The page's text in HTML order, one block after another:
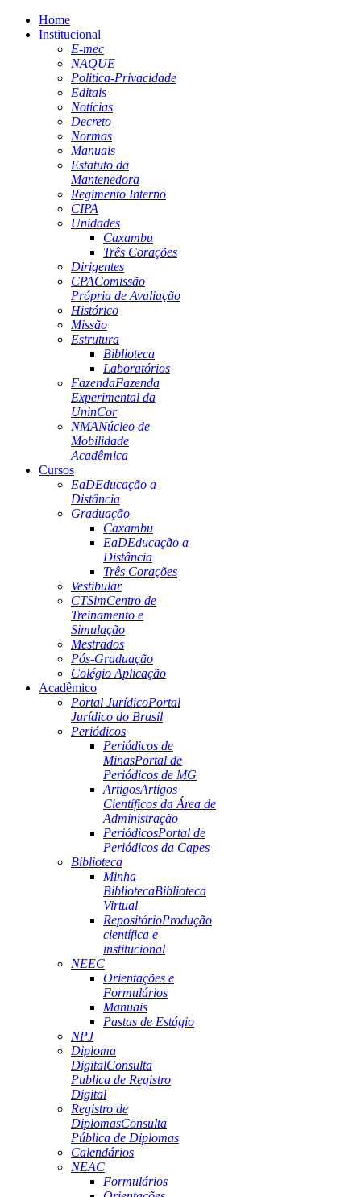
Home
Institucional
E-mec
NAQUE
Politica-Privacidade
Editais
Notícias
Decreto
Normas
Manuais
Estatuto da
Mantenedora
Regimento Interno
CIPA
Unidades
Caxambu
Três Corações
Dirigentes
CPAComissão
Própria de Avaliação
Histórico
Missão
Estrutura
Biblioteca
Laboratórios
FazendaFazenda
Experimental da
UninCor
NMANúcleo de
Mobilidade
Acadêmica
Cursos
EaDEducação a
Distância
Graduação
Caxambu
EaDEducação a
Distância
Três Corações
Vestibular
CTSimCentro de
Treinamento e
Simulação
Mestrados
Pós-Graduação
Colégio Aplicação
Acadêmico
Portal JurídicoPortal
Jurídico do Brasil
Periódicos
Periódicos de
MinasPortal de
Periódicos de MG
ArtigosArtigos
Científicos da Área de
Administração
PeriódicosPortal de
Periódicos da Capes
Biblioteca
Minha
BibliotecaBiblioteca
Virtual
RepositórioProdução
científica e
institucional
NEEC
Orientações e
Formulários
Manuais
Pastas de Estágio
NPJ
Diploma
DigitalConsulta
Publica de Registro
Digital
Registro de
DiplomasConsulta
Pública de Diplomas
Calendários
NEAC
Formulários